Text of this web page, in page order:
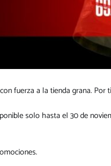
fuerza a la tienda grana.
solo hasta el 30 de